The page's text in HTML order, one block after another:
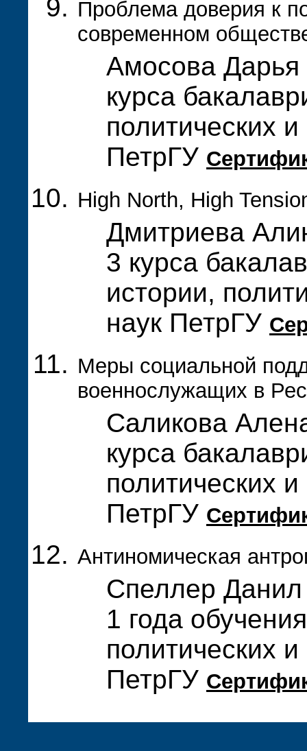
Проблема доверия к
современном
Амосова Дарья
курса
политических
ПетрГУ
High North, High
Дмитриева
3 курса
истории,
наук ПетрГУ
Меры социальной
военнослужащих в
Саликова
курса
политических
ПетрГУ
Антиномическая
Спеллер Данил
1 года
политических
ПетрГУ